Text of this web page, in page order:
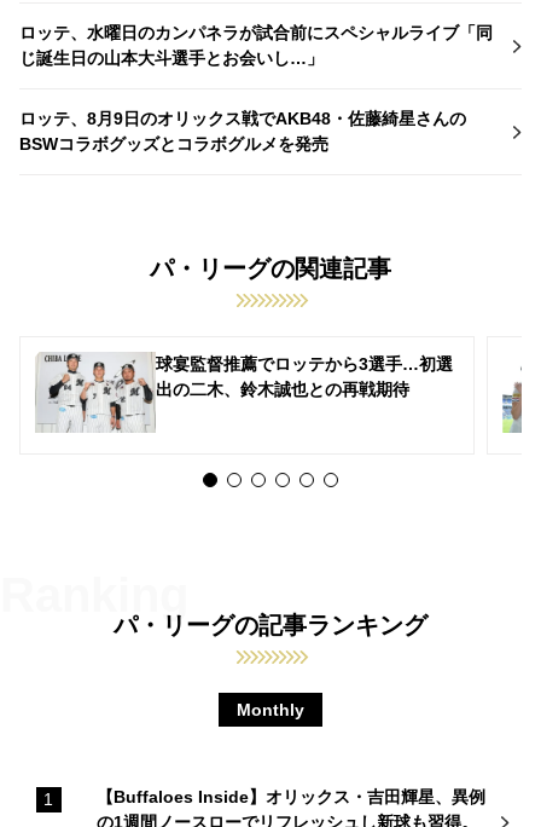
ロッテ、水曜日のカンパネラが試合前にスペシャルライブ「同
じ誕生日の山本大斗選手とお会いし…」
ロッテ、8月9日のオリックス戦でAKB48・佐藤綺星さんの
BSWコラボグッズとコラボグルメを発売
パ・リーグの関連記事
球宴監督推薦でロッテから3選手…初選
出の二木、鈴木誠也との再戦期待
パ・リーグの記事ランキング
Monthly
【Buffaloes Inside】オリックス・吉田輝星、異例
の1週間ノースローでリフレッシュし新球も習得。